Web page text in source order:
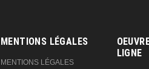
MENTIONS LÉGALES
MENTIONS LÉGALES
LIGNE‎